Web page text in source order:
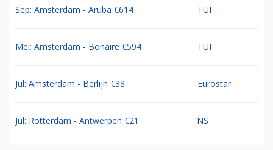
Sep: Amsterdam - Aruba €614 TUI
Mei: Amsterdam - Bonaire €594 TUI
Jul: Amsterdam - Berlijn €38 Eurostar
Jul: Rotterdam - Antwerpen €21 NS